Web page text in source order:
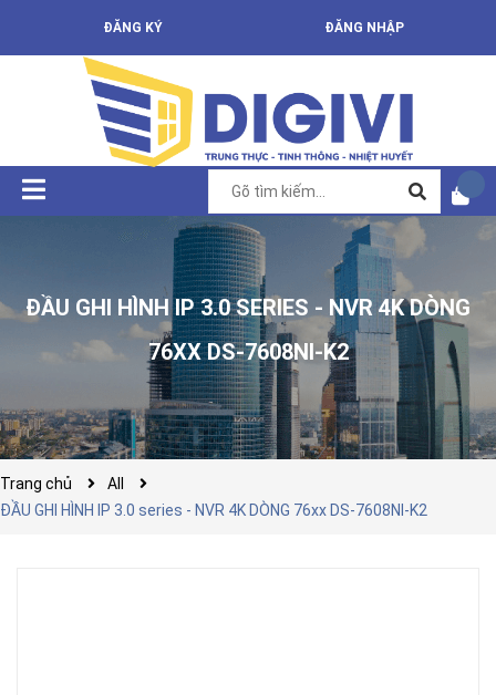
ĐĂNG KÝ ĐĂNG NHẬP
ĐẦU GHI HÌNH IP 3.0 SERIES - NVR 4K DÒNG
76XX DS-7608NI-K2
Trang chủ
All
ĐẦU GHI HÌNH IP 3.0 series - NVR 4K DÒNG 76xx DS-7608NI-K2